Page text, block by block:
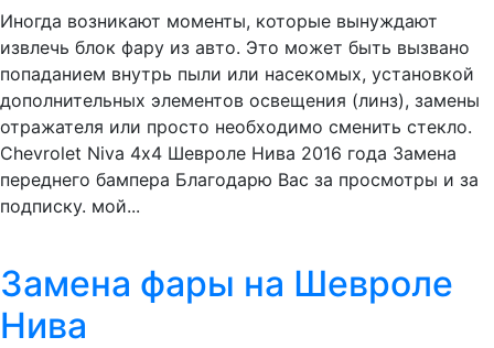
Иногда возникают моменты, которые вынуждают
извлечь блок фару из авто. Это может быть вызвано
попаданием внутрь пыли или насекомых, установкой
дополнительных элементов освещения (линз), замены
отражателя или просто необходимо сменить стекло.
Chevrolet Niva 4х4 Шевроле Нива 2016 года Замена
переднего бампера Благодарю Вас за просмотры и за
подписку. мой...
Замена фары на Шевроле
Нива